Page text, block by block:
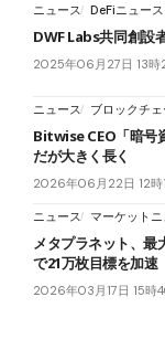
ニュース DeFiニュース
DWF Labs共同創設
2025年06月27日 13時
ニュース ブロックチ
Bitwise CEO「暗号
だが大きく長く
2026年06月22日 12時
ニュース マーケットニ
メタプラネット、
で21万枚目標を加速
2026年03月17日 15時